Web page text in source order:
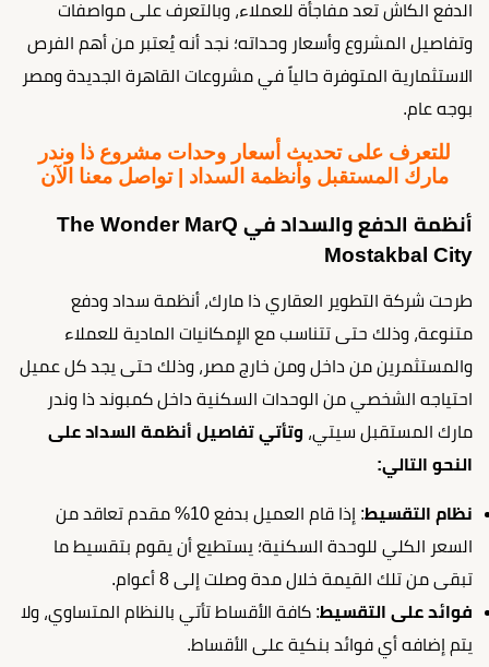
الدفع الكاش تعد مفاجأة للعملاء، وبالتعرف على مواصفات
وتفاصيل المشروع وأسعار وحداته؛ نجد أنه يُعتبر من أهم الفرص
الاستثمارية المتوفرة حالياً في مشروعات القاهرة الجديدة ومصر
بوجه عام.
للتعرف على تحديث أسعار وحدات مشروع ذا وندر
مارك المستقبل وأنظمة السداد | تواصل معنا الآن
أنظمة الدفع والسداد في The Wonder MarQ
Mostakbal City
طرحت شركة التطوير العقاري ذا مارك، أنظمة سداد ودفع
متنوعة، وذلك حتى تتناسب مع الإمكانيات المادية للعملاء
والمستثمرين من داخل ومن خارج مصر، وذلك حتى يجد كل عميل
احتياجه الشخصي من الوحدات السكنية داخل كمبوند ذا وندر
مارك المستقبل سيتي، وتأتي تفاصيل أنظمة السداد على
النحو التالي:
نظام التقسيط
: إذا قام العميل بدفع 10% مقدم تعاقد من
السعر الكلي للوحدة السكنية؛ يستطيع أن يقوم بتقسيط ما
تبقى من تلك القيمة خلال مدة وصلت إلى 8 أعوام.
فوائد على التقسيط: كافة الأقساط تأتي بالنظام المتساوي، ولا
يتم إضافه أي فوائد بنكية على الأقساط.